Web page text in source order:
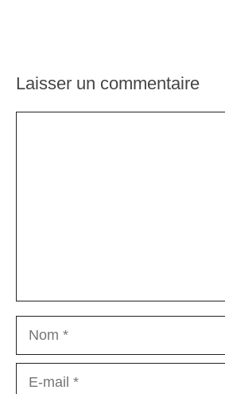
Laisser un commentaire
Nom